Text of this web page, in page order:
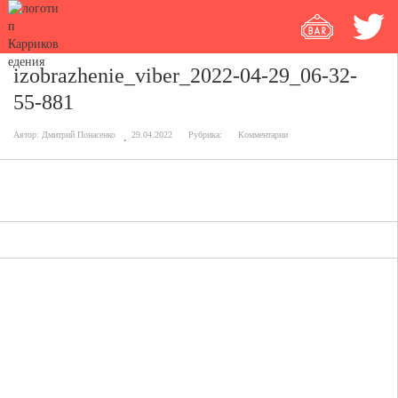
izobrazhenie_viber_2022-04-29_06-32-
55-881
Автор: Дмитрий Понасенко 29.04.2022 Рубрика: Комментарии